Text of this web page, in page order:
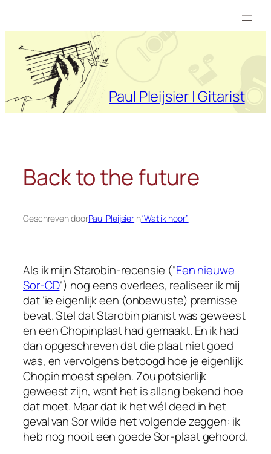
inhoud
Paul Pleijsier | Gitarist
Back to the future
Geschreven doorPaul Pleijsierin“Wat ik hoor”
Als ik mijn Starobin-recensie (“Een nieuwe
Sor-CD“) nog eens overlees, realiseer ik mij
dat ‘ie eigenlijk een (onbewuste) premisse
bevat. Stel dat Starobin pianist was geweest
en een Chopinplaat had gemaakt. En ik had
dan opgeschreven dat die plaat niet goed
was, en vervolgens betoogd hoe je eigenlijk
Chopin moest spelen. Zou potsierlijk
geweest zijn, want het is allang bekend hoe
dat moet. Maar dat ik het wél deed in het
geval van Sor wilde het volgende zeggen: ik
heb nog nooit een goede Sor-plaat gehoord.